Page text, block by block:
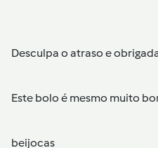
Desculpa o atraso e
Este bolo é mesmo muito
beijocas